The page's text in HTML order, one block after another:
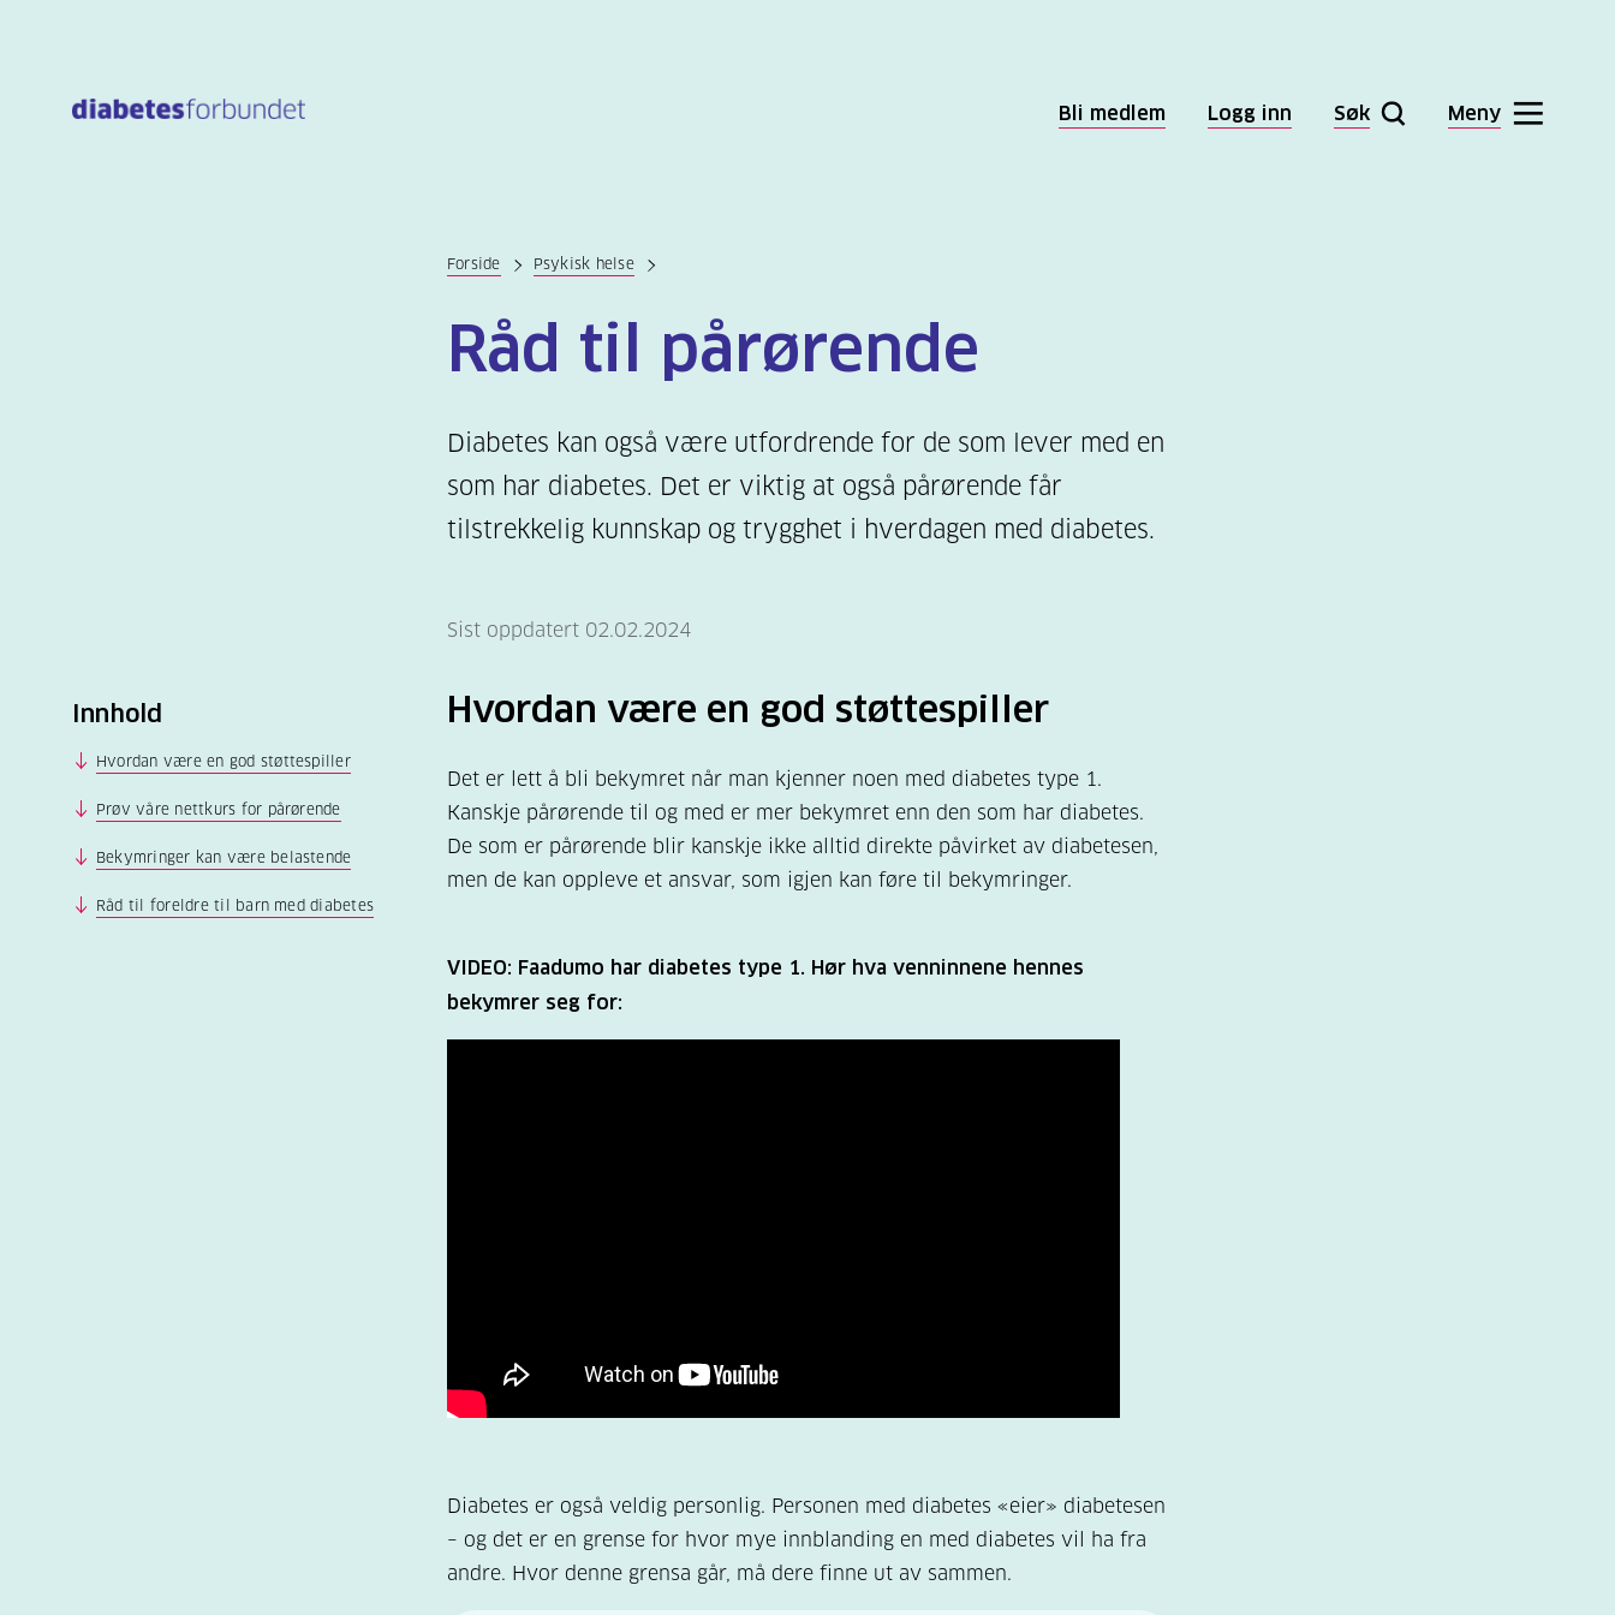
Bli medlem Logg inn Søk Meny
Forside Psykisk helse
Råd til pårørende
Diabetes kan også være utfordrende for de som lever med en
som har diabetes. Det er viktig at også pårørende får
tilstrekkelig kunnskap og trygghet i hverdagen med diabetes.
Sist oppdatert 02.02.2024
Innhold
Hvordan være en god støttespiller
Prøv våre nettkurs for pårørende
Bekymringer kan være belastende
Råd til foreldre til barn med diabetes
Hvordan være en god støttespiller
Det er lett å bli bekymret når man kjenner noen med diabetes type 1.
Kanskje pårørende til og med er mer bekymret enn den som har diabetes.
De som er pårørende blir kanskje ikke alltid direkte påvirket av diabetesen,
men de kan oppleve et ansvar, som igjen kan føre til bekymringer.
VIDEO: Faadumo har diabetes type 1. Hør hva venninnene hennes
bekymrer seg for:
Diabetes er også veldig personlig. Personen med diabetes «eier» diabetesen
– og det er en grense for hvor mye innblanding en med diabetes vil ha fra
andre. Hvor denne grensa går, må dere finne ut av sammen.